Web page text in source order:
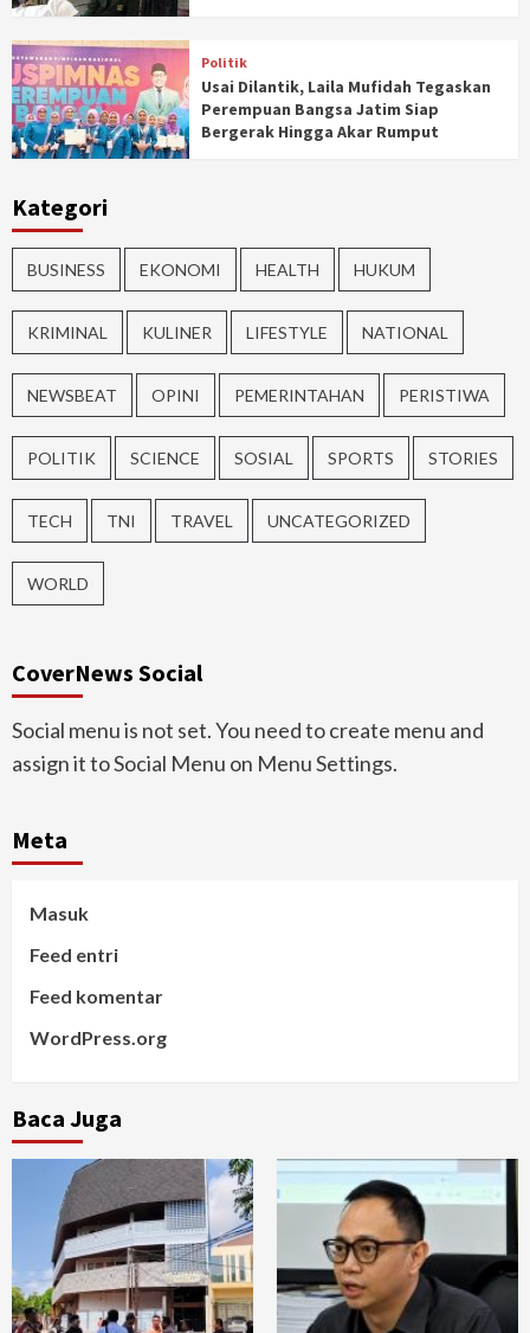
Politik
Usai Dilantik, Laila Mufidah Tegaskan
Perempuan Bangsa Jatim Siap
Bergerak Hingga Akar Rumput
Kategori
BUSINESS EKONOMI HEALTH HUKUM
KRIMINAL KULINER LIFESTYLE NATIONAL
NEWSBEAT OPINI PEMERINTAHAN PERISTIWA
POLITIK SCIENCE SOSIAL SPORTS STORIES
TECH TNI TRAVEL UNCATEGORIZED
WORLD
CoverNews Social
Social menu is not set. You need to create menu and
assign it to Social Menu on Menu Settings.
Meta
Masuk
Feed entri
Feed komentar
WordPress.org
Baca Juga